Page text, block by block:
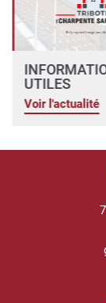
UTILES
Voir l'actualité